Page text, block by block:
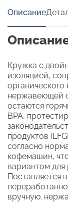
Описание
Кружка с
изоляцией,
нержавеющей
остаются
BPA,
продуктов
согласно
кофемашин,
вариантом
Поставляется
вручную.